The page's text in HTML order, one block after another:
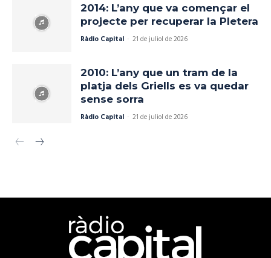
2014: L’any que va començar el
projecte per recuperar la Pletera
Ràdio Capital - 21 de juliol de 2026
2010: L’any que un tram de la
platja dels Griells es va quedar
sense sorra
Ràdio Capital - 21 de juliol de 2026